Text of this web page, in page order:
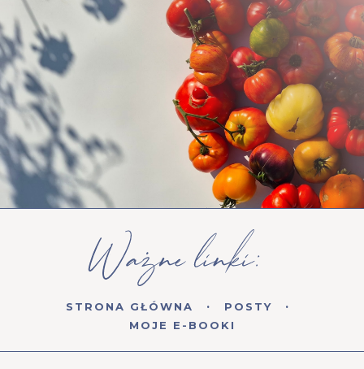
STRONA GŁÓWNA
POSTY
MOJE E-BOOKI